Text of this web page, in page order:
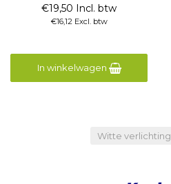
€19,50 Incl. btw
€16,12 Excl. btw
In winkelwagen
Witte verlichting